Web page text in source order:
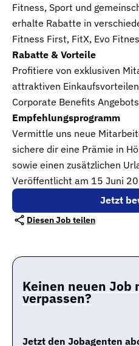
Fitness, Sport und
erhalte Rabatte in
Fitness First, FitX, Evo
Rabatte & Vorteile​
Profitiere von exklusiven
attraktiven
Corporate Benefits
Empfehlungsprogramm​
Vermittle uns neue
sichere dir eine Prämie in
sowie einen zusätzlichen
Veröffentlicht am 15 Juni
Jetzt
Diesen Job teilen
Keinen neuen Job
verpassen?
Jetzt den Jobagenten